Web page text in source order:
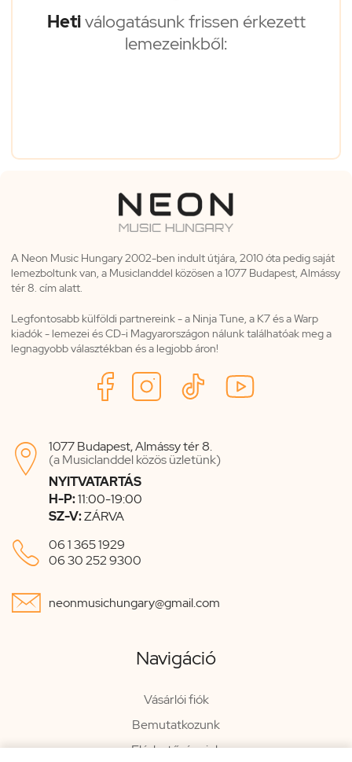
Hetiválogatásunk frissen érkezett
lemezeinkből:
A Neon Music Hungary 2002-ben indult útjára, 2010 óta pedig saját
lemezboltunk van, a Musiclanddel közösen a 1077 Budapest, Almássy
tér 8. cím alatt.
Legfontosabb külföldi partnereink - a Ninja Tune, a K7 és a Warp
kiadók - lemezei és CD-i Magyarországon nálunk találhatóak meg a
legnagyobb választékban és a legjobb áron!

1077 Budapest, Almássy tér 8.
(a Musiclanddel közös üzletünk)
NYITVATARTÁS
H-P:11:00-19:00
SZ-V:ZÁRVA
 06 1 365 1929
06 30 252 9300
 neonmusichungary@gmail.com
Navigáció
Vásárlói fiók
Bemutatkozunk
Elérhetőségeink